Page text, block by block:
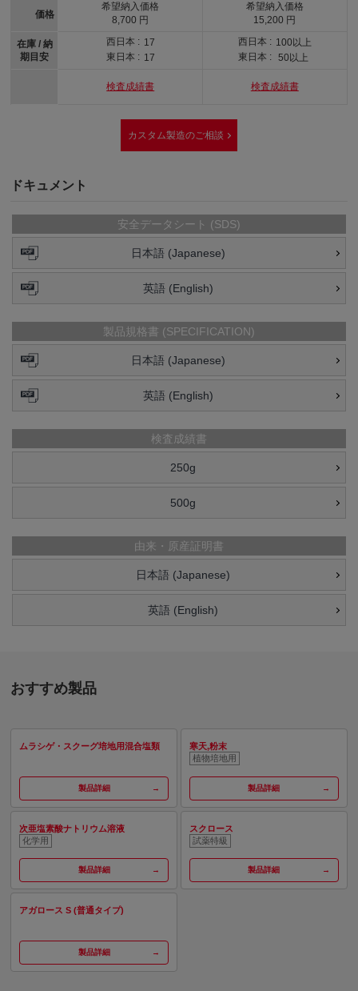
価格
在庫 / 納
期目安
希望納入価格
8,700 円
西日本 : 17
東日本 : 17
検査成績書
希望納入価格
15,200 円
西日本 : 100以上
東日本 :
50以上
検査成績書
カスタム製造のご相談
ドキュメント
安全データシート (SDS)
日本語 (Japanese)
英語 (English)
製品規格書 (SPECIFICATION)
日本語 (Japanese)
英語 (English)
検査成績書
250g
500g
由来・原産証明書
日本語 (Japanese)
英語 (English)
おすすめ製品
ムラシゲ・スクーグ培地用混合塩類
製品詳細
寒天,粉末
植物培地用
製品詳細
次亜塩素酸ナトリウム溶液
化学用
製品詳細
スクロース
試薬特級
製品詳細
アガロース S (普通タイプ)
製品詳細